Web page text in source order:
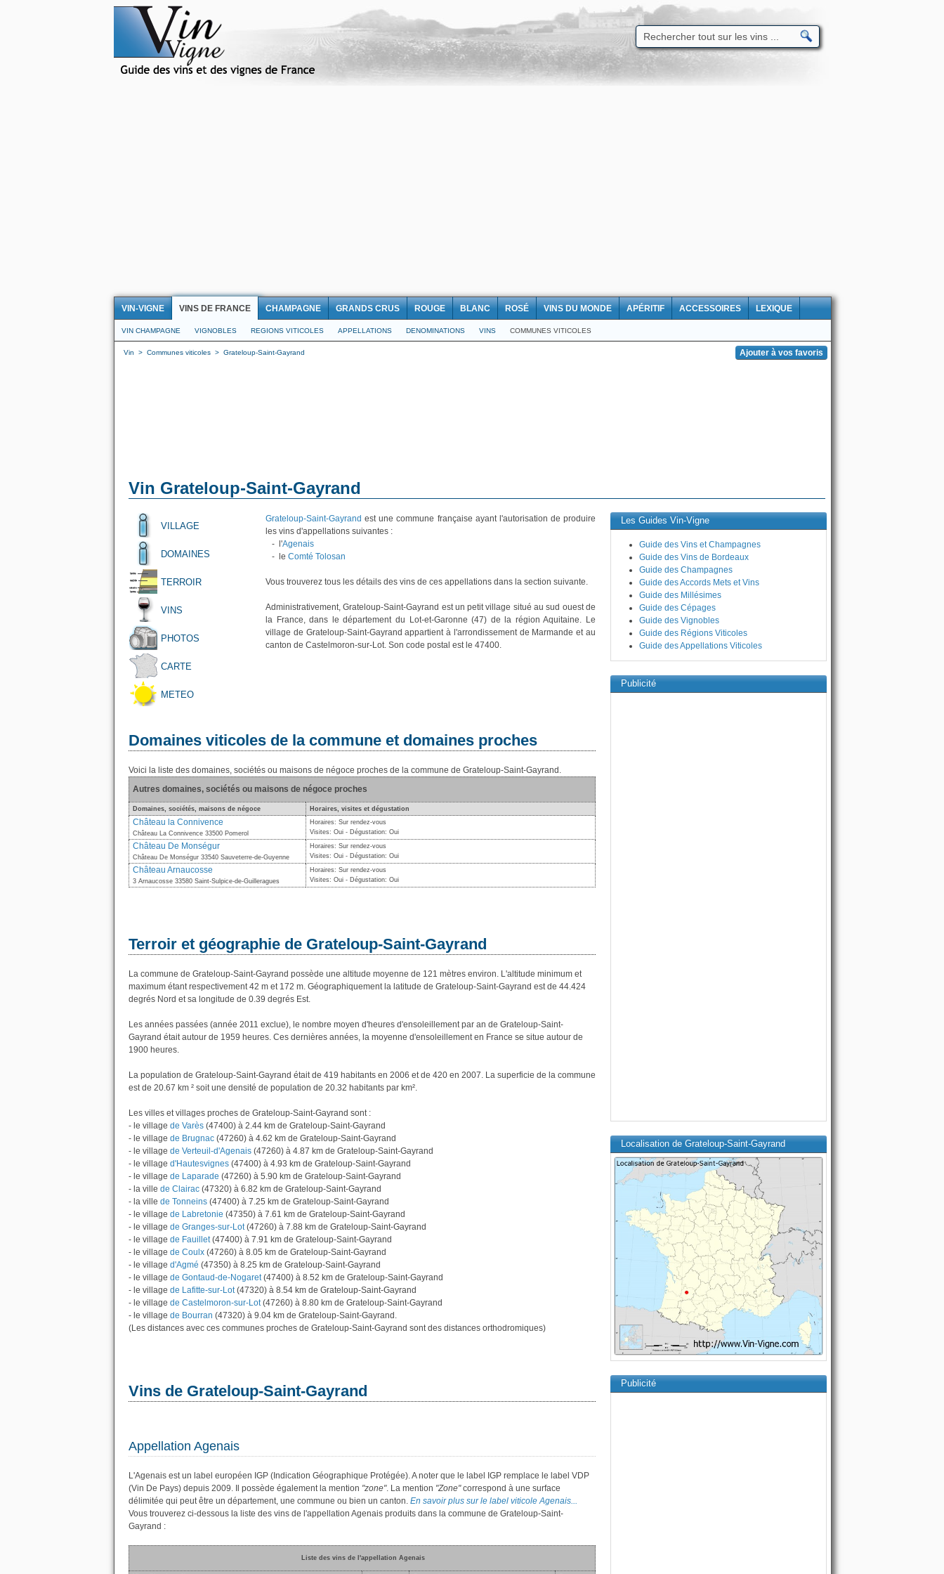
VIN-VIGNE VINS DE FRANCE CHAMPAGNE GRANDS CRUS ROUGE BLANC ROSÉ VINS DU MONDE APÉRITIF ACCESSOIRES LEXIQUE
VIN CHAMPAGNE VIGNOBLES REGIONS VITICOLES APPELLATIONS DENOMINATIONS VINS COMMUNES VITICOLES
Vin > Communes viticoles > Grateloup-Saint-Gayrand
Vin Grateloup-Saint-Gayrand
VILLAGE
DOMAINES
TERROIR
VINS
PHOTOS
CARTE
METEO
Grateloup-Saint-Gayrand est une commune française ayant l'autorisation de produire
les vins d'appellations suivantes :
- l'Agenais
- le Comté Tolosan
Vous trouverez tous les détails des vins de ces appellations dans la section suivante.
Administrativement, Grateloup-Saint-Gayrand est un petit village situé au sud ouest de
la France, dans le département du Lot-et-Garonne (47) de la région Aquitaine. Le
village de Grateloup-Saint-Gayrand appartient à l'arrondissement de Marmande et au
canton de Castelmoron-sur-Lot. Son code postal est le 47400.
Domaines viticoles de la commune et domaines proches
Voici la liste des domaines, sociétés ou maisons de négoce proches de la commune de Grateloup-Saint-Gayrand.
Autres domaines, sociétés ou maisons de négoce proches
Domaines, sociétés, maisons de négoce Horaires, visites et dégustation
Château la Connivence
Château La Connivence 33500 Pomerol
Horaires: Sur rendez-vous
Visites: Oui - Dégustation: Oui
Château De Monségur
Château De Monségur 33540 Sauveterre-de-Guyenne
Horaires: Sur rendez-vous
Visites: Oui - Dégustation: Oui
Château Arnaucosse
3 Arnaucosse 33580 Saint-Sulpice-de-Guilleragues
Horaires: Sur rendez-vous
Visites: Oui - Dégustation: Oui
Terroir et géographie de Grateloup-Saint-Gayrand
La commune de Grateloup-Saint-Gayrand possède une altitude moyenne de 121 mètres environ. L'altitude minimum et
maximum étant respectivement 42 m et 172 m. Géographiquement la latitude de Grateloup-Saint-Gayrand est de 44.424
degrés Nord et sa longitude de 0.39 degrés Est.
Les années passées (année 2011 exclue), le nombre moyen d'heures d'ensoleillement par an de Grateloup-Saint-
Gayrand était autour de 1959 heures. Ces dernières années, la moyenne d'ensoleillement en France se situe autour de
1900 heures.
La population de Grateloup-Saint-Gayrand était de 419 habitants en 2006 et de 420 en 2007. La superficie de la commune
est de 20.67 km ² soit une densité de population de 20.32 habitants par km².
Les villes et villages proches de Grateloup-Saint-Gayrand sont :
- le village de Varès (47400) à 2.44 km de Grateloup-Saint-Gayrand
- le village de Brugnac (47260) à 4.62 km de Grateloup-Saint-Gayrand
- le village de Verteuil-d'Agenais (47260) à 4.87 km de Grateloup-Saint-Gayrand
- le village d'Hautesvignes (47400) à 4.93 km de Grateloup-Saint-Gayrand
- le village de Laparade (47260) à 5.90 km de Grateloup-Saint-Gayrand
- la ville de Clairac (47320) à 6.82 km de Grateloup-Saint-Gayrand
- la ville de Tonneins (47400) à 7.25 km de Grateloup-Saint-Gayrand
- le village de Labretonie (47350) à 7.61 km de Grateloup-Saint-Gayrand
- le village de Granges-sur-Lot(47260) à 7.88 km de Grateloup-Saint-Gayrand
- le village de Fauillet(47400) à 7.91 km de Grateloup-Saint-Gayrand
- le village de Coulx (47260) à 8.05 km de Grateloup-Saint-Gayrand
- le village d'Agmé (47350) à 8.25 km de Grateloup-Saint-Gayrand
- le village de Gontaud-de-Nogaret(47400) à 8.52 km de Grateloup-Saint-Gayrand
- le village de Lafitte-sur-Lot(47320) à 8.54 km de Grateloup-Saint-Gayrand
- le village de Castelmoron-sur-Lot(47260) à 8.80 km de Grateloup-Saint-Gayrand
- le village de Bourran (47320) à 9.04 km de Grateloup-Saint-Gayrand.
(Les distances avec ces communes proches de Grateloup-Saint-Gayrand sont des distances orthodromiques)
Vins de Grateloup-Saint-Gayrand
Appellation Agenais
L'Agenais est un label européen IGP (Indication Géographique Protégée). A noter que le label IGP remplace le label VDP
(Vin De Pays) depuis 2009. Il possède également la mention "zone". La mention "Zone"correspond à une surface
délimitée qui peut être un département, une commune ou bien un canton. En savoir plus sur le label viticole Agenais...
Vous trouverez ci-dessous la liste des vins de l'appellation Agenais produits dans la commune de Grateloup-Saint-
Gayrand :
Liste des vins de l'appellation Agenais
Les Guides Vin-Vigne
Guide des Vins et Champagnes
Guide des Vins de Bordeaux
Guide des Champagnes
Guide des Accords Mets et Vins
Guide des Millésimes
Guide des Cépages
Guide des Vignobles
Guide des Régions Viticoles
Guide des Appellations Viticoles
Publicité
Localisation de Grateloup-Saint-Gayrand
Publicité